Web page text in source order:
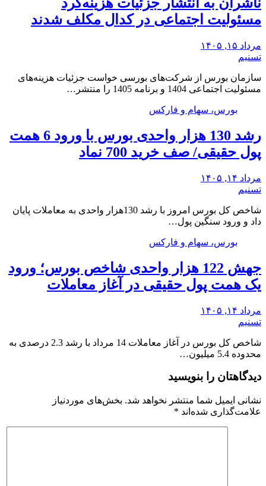
مسئولیت اجتماعی در کدال مکلف شدند
مرداد ۱۵, ۱۴۰۵
تسنیم
سازمان بورس از شرکت‌های بورسی خواست جزئیات هزینه‌های
مسئولیت اجتماعی 1404 و برنامه 1405 را منتشر…
بورس، سهام و فارکس
رشد 130 هزار واحدی بورس با ورود 6 همت
پول حقیقی/ صف خرید 700 نماد
مرداد ۱۴, ۱۴۰۵
تسنیم
شاخص کل بورس امروز با رشد 130هزار واحدی به معاملات پایان
داد و ورود سنگین پول…
بورس، سهام و فارکس
جهش 122 هزار واحدی شاخص بورس؛ ورود
یک همت پول حقیقی در آغاز معاملات
مرداد ۱۴, ۱۴۰۵
تسنیم
شاخص کل بورس در آغاز معاملات 14 مرداد با رشد 2.3 درصدی به
محدوده 5.4 میلیون…
دیدگاهتان را بنویسید
نشانی ایمیل شما منتشر نخواهد شد. بخش‌های موردنیاز
علامت‌گذاری شده‌اند *